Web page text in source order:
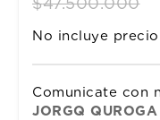
price
was:
price
is:
No incluye
Comunicate con
JORGQ QUROGA